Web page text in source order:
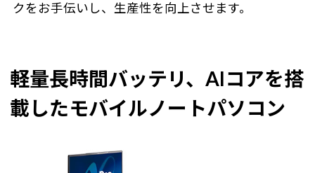
クをお手伝いし、生産性を向上させます。
軽量長時間バッテリ、AIコアを搭
載したモバイルノートパソコン